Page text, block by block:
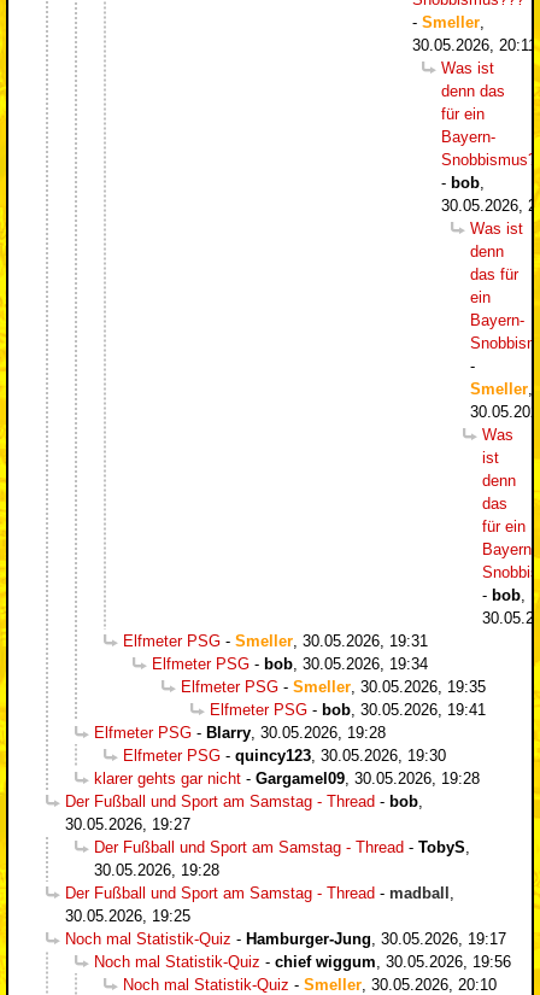
- Smeller
30.05.2026, 20:11
Was ist
denn das
für ein
Bayern-
- bob
30.05.2026,
Was ist
denn
das für
ein
Bayern-
-
Smeller
Was
ist
denn
das
für ein
Bayern-
- bob
Elfmeter PSG - Smeller 30.05.2026, 19:31
Elfmeter PSG - bob 30.05.2026, 19:34
Elfmeter PSG - Smeller 30.05.2026, 19:35
Elfmeter PSG - bob 30.05.2026, 19:41
Elfmeter PSG - Blarry 30.05.2026, 19:28
Elfmeter PSG - quincy123 30.05.2026, 19:30
klarer gehts gar nicht - Gargamel09 30.05.2026, 19:28
Der Fußball und Sport am Samstag - Thread - bob
30.05.2026, 19:27
Der Fußball und Sport am Samstag - Thread - TobyS
30.05.2026, 19:28
Der Fußball und Sport am Samstag - Thread - madball
30.05.2026, 19:25
Noch mal Statistik-Quiz - Hamburger-Jung 30.05.2026, 19:17
Noch mal Statistik-Quiz - chief wiggum 30.05.2026, 19:56
Noch mal Statistik-Quiz - Smeller 30.05.2026, 20:10